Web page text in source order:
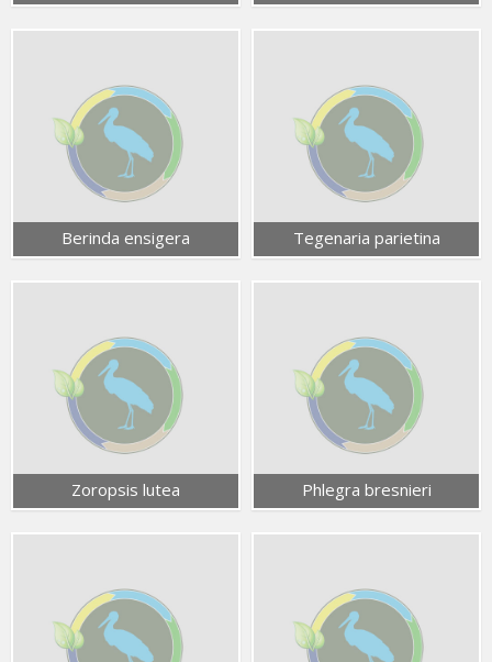
Berinda ensigera Tegenaria parietina
Zoropsis lutea Phlegra bresnieri